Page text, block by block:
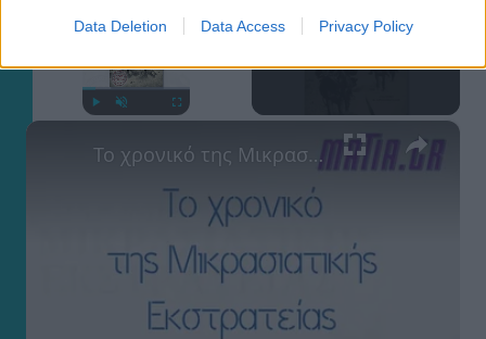
Data Deletion Data Access Privacy Policy
Now Playing
×
Το χρονικό της Μικρασιατικής Εκστρατείας, Γιάννης Κ. Χρονόπουλος